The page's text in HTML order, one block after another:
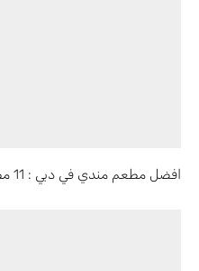
افضل مطعم مندي في دبي : 11 مطعم لتجربة عربية أصيلة